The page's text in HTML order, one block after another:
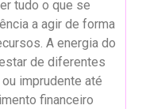
tudo o que se
a agir de forma
A energia do
de diferentes
imprudente até
financeiro